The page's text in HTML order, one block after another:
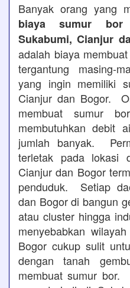
Banyak orang yang
biaya sumur
Sukabumi, Cianjur
adalah biaya
tergantung masing-
yang ingin memiliki
Cianjur dan Bogor.
membuat sumur
membutuhkan debit
jumlah banyak.
terletak pada lokasi
Cianjur dan Bogor
penduduk. Setiap
dan Bogor di bangun
atau cluster hingga
menyebabkan
Bogor cukup sulit
dengan tanah
membuat sumur bor.